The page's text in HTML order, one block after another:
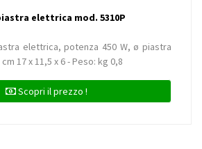
elettrica mod. 5310P
elettrica, potenza 450 W, ø piastra
17 x 11,5 x 6 - Peso: kg 0,8
Scopri il prezzo !